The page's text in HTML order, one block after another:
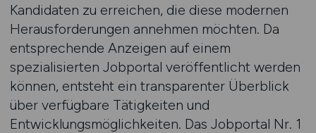
Kandidaten zu erreichen, die diese modernen
Herausforderungen annehmen möchten. Da
entsprechende Anzeigen auf einem
spezialisierten Jobportal veröffentlicht werden
können, entsteht ein transparenter Überblick
über verfügbare Tätigkeiten und
Entwicklungsmöglichkeiten. Das Jobportal Nr. 1